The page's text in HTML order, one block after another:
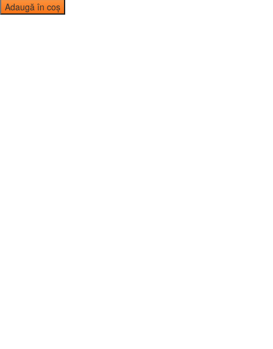
Adaugă în coș